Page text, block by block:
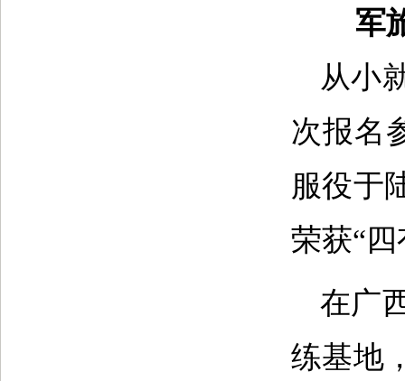
军
从小
次报名
服役于
荣获“
在广
练基地